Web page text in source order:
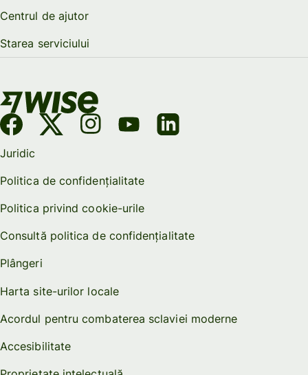
Centrul de ajutor
Starea serviciului
Juridic
Politica de confidențialitate
Politica privind cookie-urile
Consultă politica de confidențialitate
Plângeri
Harta site-urilor locale
Acordul pentru combaterea sclaviei moderne
Accesibilitate